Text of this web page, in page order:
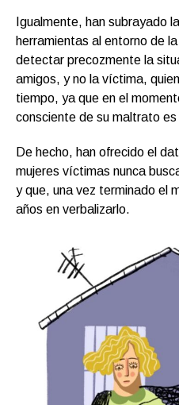
Igualmente, han subrayado
herramientas al entorno de
detectar precozmente la
amigos, y no la víctima,
tiempo, ya que en el
consciente de su maltrato
De hecho, han ofrecido el
mujeres víctimas nunca
y que, una vez terminado el
años en verbalizarlo.